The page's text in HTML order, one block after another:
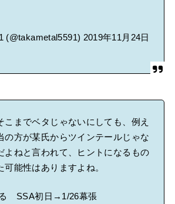
(@takametal5591) 2019年11月24日
こまでベタじゃないにしても、例え
の方が某氏からツインテールじゃな
よねと言われて、ヒントになるもの
可能性はありますよね。
SSA初日→1/26幕張